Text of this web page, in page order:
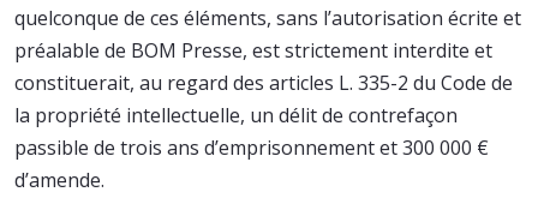
quelconque de ces éléments, sans l’autorisation écrite et
préalable de BOM Presse, est strictement interdite et
constituerait, au regard des articles L. 335-2 du Code de
la propriété intellectuelle, un délit de contrefaçon
passible de trois ans d’emprisonnement et 300 000 €
d’amende.